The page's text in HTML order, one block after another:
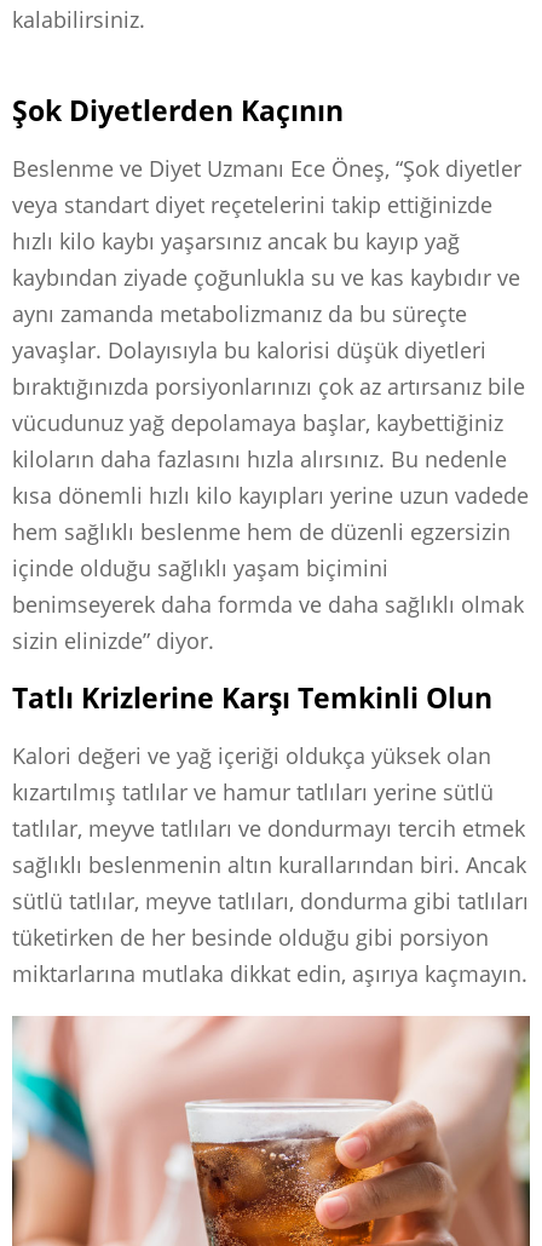
kalabilirsiniz.
Şok Diyetlerden Kaçının
Beslenme ve Diyet Uzmanı Ece Öneş, “Şok diyetler
veya standart diyet reçetelerini takip ettiğinizde
hızlı kilo kaybı yaşarsınız ancak bu kayıp yağ
kaybından ziyade çoğunlukla su ve kas kaybıdır ve
aynı zamanda metabolizmanız da bu süreçte
yavaşlar. Dolayısıyla bu kalorisi düşük diyetleri
bıraktığınızda porsiyonlarınızı çok az artırsanız bile
vücudunuz yağ depolamaya başlar, kaybettiğiniz
kiloların daha fazlasını hızla alırsınız. Bu nedenle
kısa dönemli hızlı kilo kayıpları yerine uzun vadede
hem sağlıklı beslenme hem de düzenli egzersizin
içinde olduğu sağlıklı yaşam biçimini
benimseyerek daha formda ve daha sağlıklı olmak
sizin elinizde” diyor.
Tatlı Krizlerine Karşı Temkinli Olun
Kalori değeri ve yağ içeriği oldukça yüksek olan
kızartılmış tatlılar ve hamur tatlıları yerine sütlü
tatlılar, meyve tatlıları ve dondurmayı tercih etmek
sağlıklı beslenmenin altın kurallarından biri. Ancak
sütlü tatlılar, meyve tatlıları, dondurma gibi tatlıları
tüketirken de her besinde olduğu gibi porsiyon
miktarlarına mutlaka dikkat edin, aşırıya kaçmayın.